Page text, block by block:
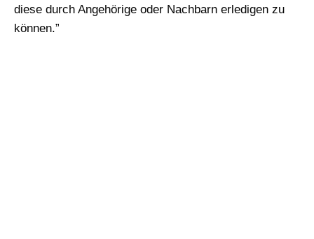
diese durch Angehörige oder Nachbarn erledigen zu
können.”